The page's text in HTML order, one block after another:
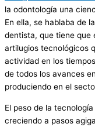
la odontología una
En ella, se hablaba de
dentista, que tiene que
artilugios tecnológicos
actividad en los
de todos los avances
produciendo en el
El peso de la
creciendo a pasos